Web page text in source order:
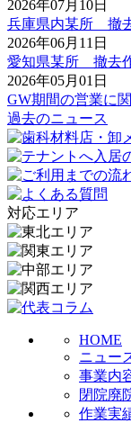
2026年07月10日
兵庫県内某所 撤
2026年06月11日
愛知県某所 撤去
2026年05月01日
GW期間の営業に
過去のニュース
対応エリア
HOME
ニュー
事業内
閉院廃
作業実